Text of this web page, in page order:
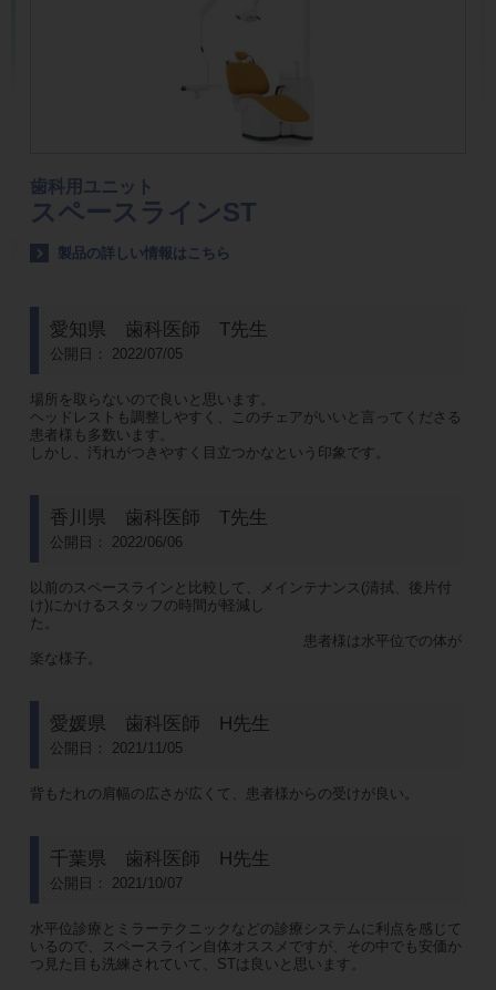
歯科用ユニット
スペースラインST
製品の詳しい情報はこちら
愛知県 歯科医師 T先生
公開日： 2022/07/05
場所を取らないので良いと思います。
ヘッドレストも調整しやすく、このチェアがいいと言ってくださる
患者様も多数います。
しかし、汚れがつきやすく目立つかなという印象です。
香川県 歯科医師 T先生
公開日： 2022/06/06
以前のスペースラインと比較して、メインテナンス(清拭、後片付
け)にかけるスタッフの時間が軽減し
た。
患者様は水平位での体が
楽な様子。
愛媛県 歯科医師 H先生
公開日： 2021/11/05
背もたれの肩幅の広さが広くて、患者様からの受けが良い。
千葉県 歯科医師 H先生
公開日： 2021/10/07
水平位診療とミラーテクニックなどの診療システムに利点を感じて
いるので、スペースライン自体オススメですが、その中でも安価か
つ見た目も洗練されていて、STは良いと思います。